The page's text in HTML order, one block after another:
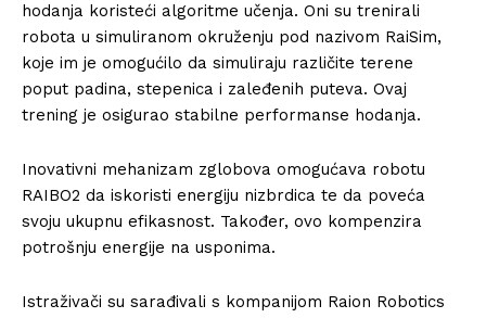
hodanja koristeći algoritme učenja. Oni su trenirali
robota u simuliranom okruženju pod nazivom RaiSim,
koje im je omogućilo da simuliraju različite terene
poput padina, stepenica i zaleđenih puteva. Ovaj
trening je osigurao stabilne performanse hodanja.
Inovativni mehanizam zglobova omogućava robotu
RAIBO2 da iskoristi energiju nizbrdica te da poveća
svoju ukupnu efikasnost. Također, ovo kompenzira
potrošnju energije na usponima.
Istraživači su sarađivali s kompanijom Raion Robotics